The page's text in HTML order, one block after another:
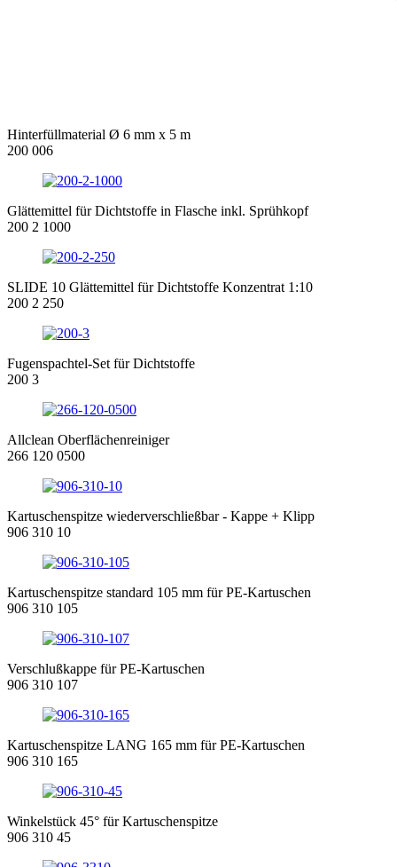
Hinterfüllmaterial Ø 6 mm x 5 m
200 006
Glättemittel für Dichtstoffe in Flasche inkl. Sprühkopf
200 2 1000
SLIDE 10 Glättemittel für Dichtstoffe Konzentrat 1:10
200 2 250
Fugenspachtel-Set für Dichtstoffe
200 3
Allclean Oberflächenreiniger
266 120 0500
Kartuschenspitze wiederverschließbar - Kappe + Klipp
906 310 10
Kartuschenspitze standard 105 mm für PE-Kartuschen
906 310 105
Verschlußkappe für PE-Kartuschen
906 310 107
Kartuschenspitze LANG 165 mm für PE-Kartuschen
906 310 165
Winkelstück 45° für Kartuschenspitze
906 310 45